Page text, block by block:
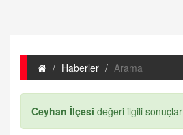
Haberler Arama
Ceyhan İlçesi değeri ilgili sonuçlar